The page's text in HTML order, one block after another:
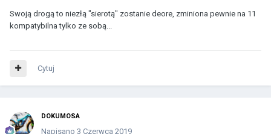
Swoją drogą to niezłą "sierotą" zostanie deore, zminiona pewnie na 11
kompatybilna tylko ze sobą...
Cytuj
DOKUMOSA
Napisano 3 Czerwca 2019